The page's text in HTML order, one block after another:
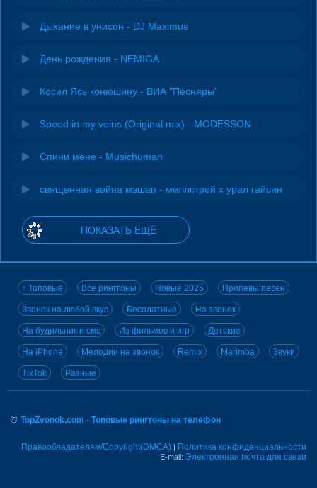
Дыхание в унисон - DJ Maximus
День рождения - NEMIGA
Косил Ясь конюшину - ВИА "Песняры"
Speed in my veins (Original mix) - MODESSON
Спини мене - Musichuman
священная война мэшап - меллстрой х урал гайсин
ПОКАЗАТЬ ЕЩЁ
↑ Топовые Все рингтоны Новые 2025 Припевы песен
Звонок на любой вкус Бесплатные На звонок
На будильник и смс Из фильмов и игр Детские
На iPhone Мелодии на звонок Remix Marimba Звуки
TikTok Разные
© TopZvonok.com - Топовые рингтоны на телефон
Правообладателям/Copyright(DMCA) | Политика конфиденциальности
E-mail: Электронная почта для связи